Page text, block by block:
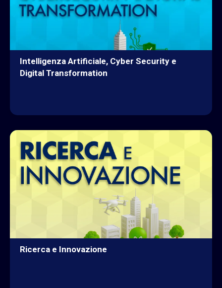
Intelligenza Artificiale, Cyber Security e
Digital Transformation
Ricerca e Innovazione